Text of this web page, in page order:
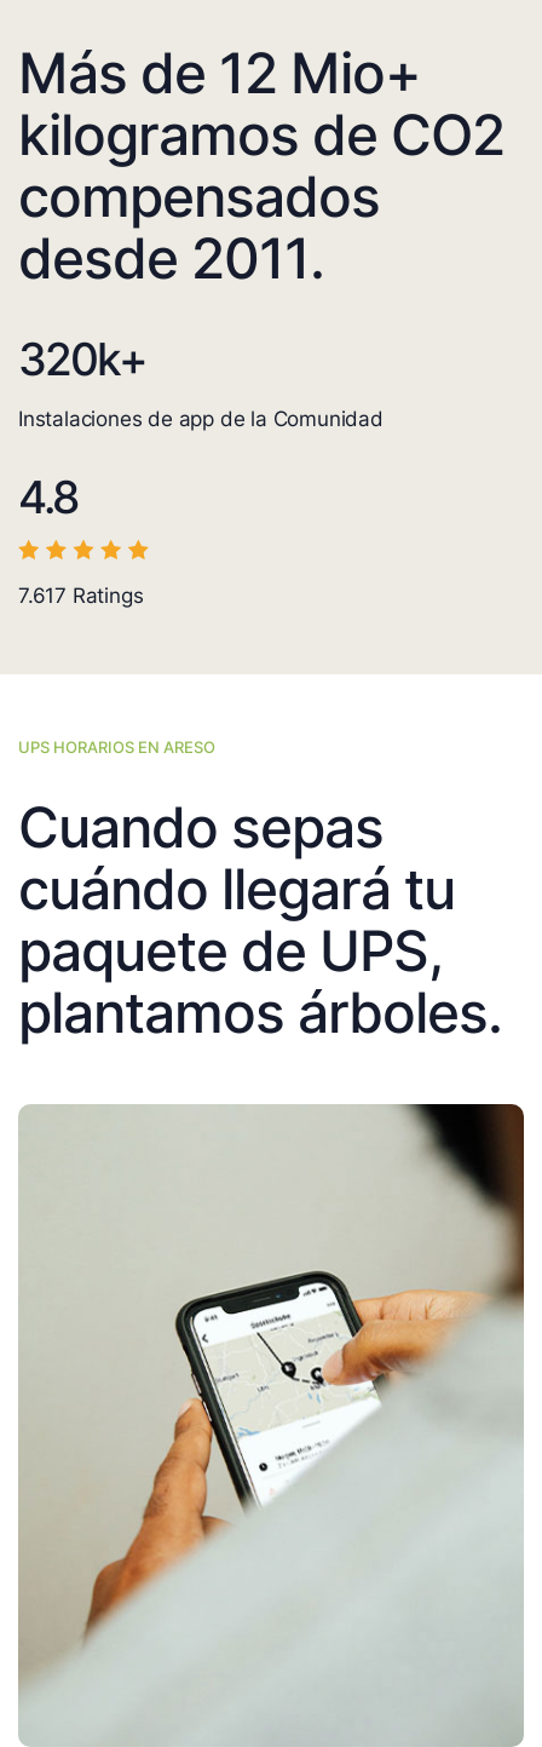
Más de 12 Mio+
kilogramos de CO2
compensados
desde 2011.
320k+
Instalaciones de app de la Comunidad
4.8
7.617 Ratings
UPS HORARIOS EN ARESO
Cuando sepas
cuándo llegará tu
paquete de UPS,
plantamos árboles.